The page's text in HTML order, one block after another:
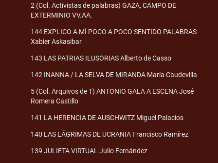
2 (Col. Activistas de palabras) GAZA, CAMPO DE
EXTERMINIO VV.AA.
144 EXPLICO A MÍ POCO A POCO SENTIDO PALABRAS
Xabier Askasibar
143 LAS PATRIAS ILUSORIAS Alberto de Casso
142 INANNA / LA SELVA DE MIRANDA María Caudevilla
5 (Col. Arquivos de T) ANTONIO GALA A ESCENA José
Romera Castillo
141 LA HERENCIA DE AUSCHWITZ Miguel Palacios
140 LAS LÁGRIMAS DE UCRANIA Francisco Ramírez
139 JULIETA VIRTUAL Julio Fernández